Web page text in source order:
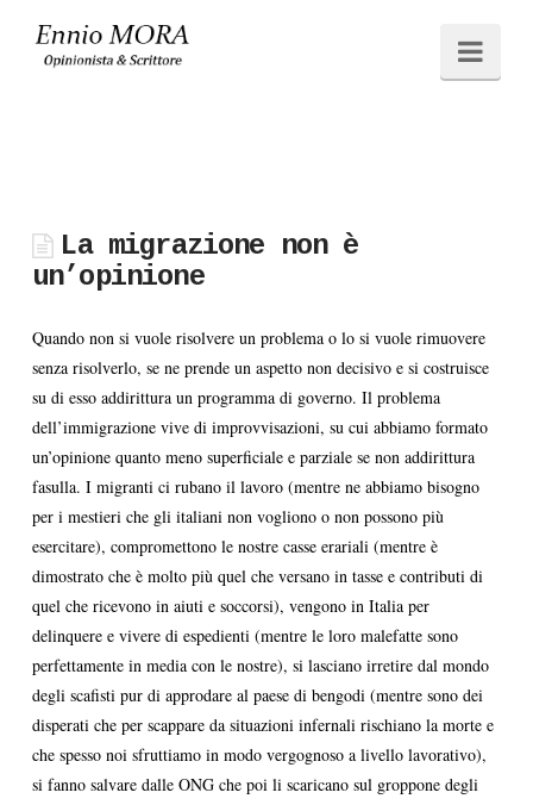
Ennio
La migrazione non è
un’opinione
Quando non si vuole risolvere un problema o lo si vuole rimuovere
senza risolverlo, se ne prende un aspetto non decisivo e si costruisce
su di esso addirittura un programma di governo. Il problema
dell’immigrazione vive di improvvisazioni, su cui abbiamo formato
un’opinione quanto meno superficiale e parziale se non addirittura
fasulla. I migranti ci rubano il lavoro (mentre ne abbiamo bisogno
per i mestieri che gli italiani non vogliono o non possono più
esercitare), compromettono le nostre casse erariali (mentre è
dimostrato che è molto più quel che versano in tasse e contributi di
quel che ricevono in aiuti e soccorsi), vengono in Italia per
delinquere e vivere di espedienti (mentre le loro malefatte sono
perfettamente in media con le nostre), si lasciano irretire dal mondo
degli scafisti pur di approdare al paese di bengodi (mentre sono dei
disperati che per scappare da situazioni infernali rischiano la morte e
che spesso noi sfruttiamo in modo vergognoso a livello lavorativo),
si fanno salvare dalle ONG che poi li scaricano sul groppone degli